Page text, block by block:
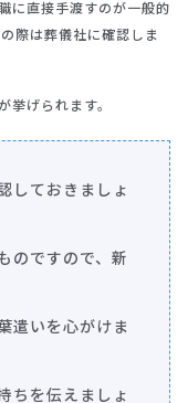
に直接手渡すのが一般的
際は葬儀社に確認しま
げられます。
しておきましょ
のですので、新
遣いを心がけま
ちを伝えましょ